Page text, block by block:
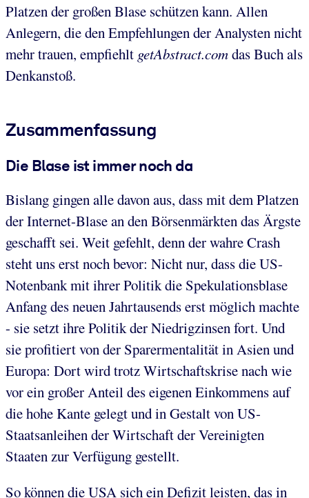
Platzen der großen Blase schützen kann. Allen
Anlegern, die den Empfehlungen der Analysten nicht
mehr trauen, empfiehlt getAbstract.comdas Buch als
Denkanstoß.
Zusammenfassung
Die Blase ist immer noch da
Bislang gingen alle davon aus, dass mit dem Platzen
der Internet-Blase an den Börsenmärkten das Ärgste
geschafft sei. Weit gefehlt, denn der wahre Crash
steht uns erst noch bevor: Nicht nur, dass die US-
Notenbank mit ihrer Politik die Spekulationsblase
Anfang des neuen Jahrtausends erst möglich machte
- sie setzt ihre Politik der Niedrigzinsen fort. Und
sie profitiert von der Sparermentalität in Asien und
Europa: Dort wird trotz Wirtschaftskrise nach wie
vor ein großer Anteil des eigenen Einkommens auf
die hohe Kante gelegt und in Gestalt von US-
Staatsanleihen der Wirtschaft der Vereinigten
Staaten zur Verfügung gestellt.
So können die USA sich ein Defizit leisten, das in